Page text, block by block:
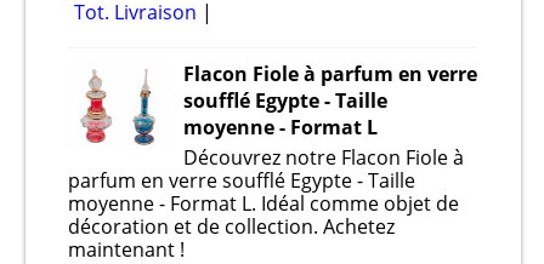
Tot. Livraison
Flacon Fiole à parfum en verre
soufflé Egypte - Taille
moyenne - Format L
Découvrez notre Flacon Fiole à
parfum en verre soufflé Egypte - Taille
moyenne - Format L. Idéal comme objet de
décoration et de collection. Achetez
maintenant !